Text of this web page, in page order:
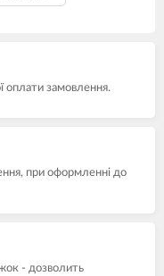
оплати замовлення.
при оформленні до
- дозволить